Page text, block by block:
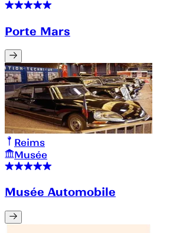
Porte Mars
Reims
Musée
Musée Automobile